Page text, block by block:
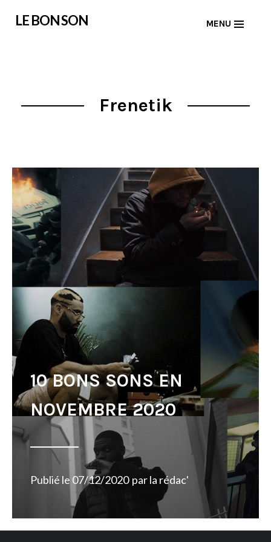
LE BON SON MENU
Frenetik
10 BONS SONS EN
NOVEMBRE 2020
Publié le 07/12/2020 parla rédac'